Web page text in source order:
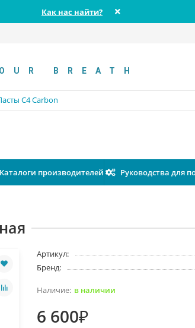
Как нас найти?
BREATH
Каталоги производителей Руководства для
Артикул:
Бренд:
в наличии
6 600₽